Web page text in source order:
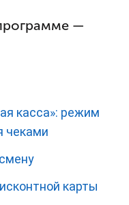
—
касса»: режим
чеками
карты